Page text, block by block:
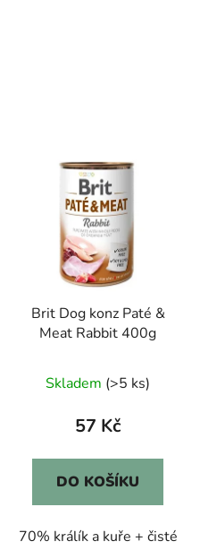
Brit Dog konz Paté &
Meat Rabbit 400g
Skladem (>5 ks)
57 Kč
DO KOŠÍKU
70% králík a kuře + čisté